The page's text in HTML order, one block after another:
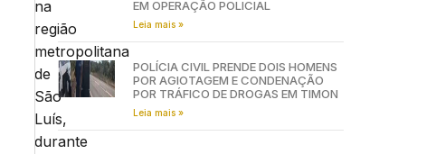
na
região
metropolitana
de
São
Luís,
durante
EM OPERAÇÃO POLICIAL
Leia mais »
POLÍCIA CIVIL PRENDE DOIS HOMENS
POR AGIOTAGEM E CONDENAÇÃO
POR TRÁFICO DE DROGAS EM TIMON
Leia mais »